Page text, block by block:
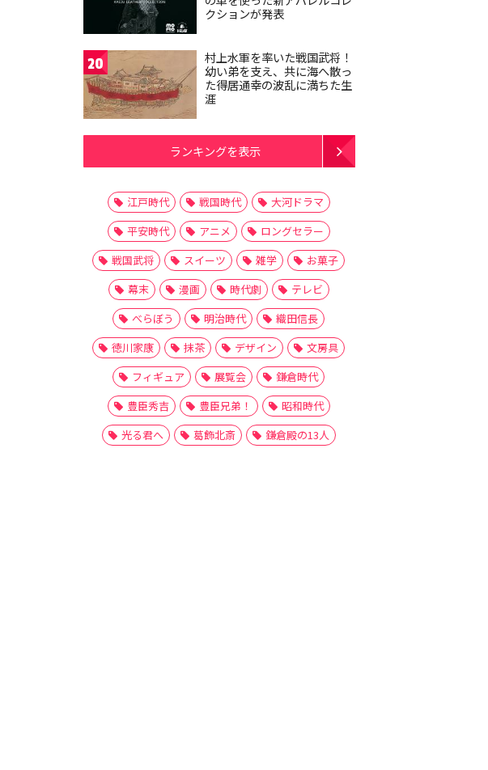
クションが発表
20
村上水軍を率いた戦国武将！
幼い弟を支え、共に海へ散っ
た得居通幸の波乱に満ちた生
涯
ランキングを表示
江戸時代 戦国時代
大河ドラマ
平安時代
アニメ
ロングセラー
戦国武将
スイーツ 雑学
お菓子
幕末
漫画 時代劇
テレビ
べらぼう
明治時代
織田信長
徳川家康
抹茶 デザイン
文房具
フィギュア
展覧会
鎌倉時代
豊臣秀吉
豊臣兄弟！
昭和時代
光る君へ
葛飾北斎 鎌倉殿の13人